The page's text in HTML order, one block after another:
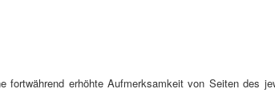
erhöhte Aufmerksamkeit von Seiten des